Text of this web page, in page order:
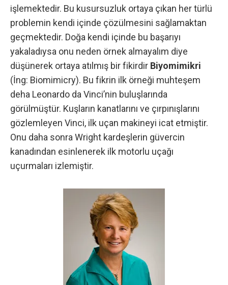
işlemektedir. Bu kusursuzluk ortaya çıkan her türlü
problemin kendi içinde çözülmesini sağlamaktan
geçmektedir. Doğa kendi içinde bu başarıyı
yakaladıysa onu neden örnek almayalım diye
düşünerek ortaya atılmış bir fikirdir Biyomimikri
(İng: Biomimicry). Bu fikrin ilk örneği muhteşem
deha Leonardo da Vinci’nin buluşlarında
görülmüştür. Kuşların kanatlarını ve çırpınışlarını
gözlemleyen Vinci, ilk uçan makineyi icat etmiştir.
Onu daha sonra Wright kardeşlerin güvercin
kanadından esinlenerek ilk motorlu uçağı
uçurmaları izlemiştir.